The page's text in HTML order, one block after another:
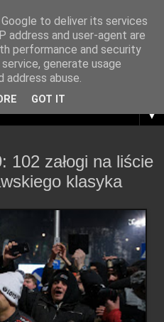
▼
102 załogi na liście
klasyka
to deliver its services
address and user-agent are
performance and security
generate usage
abuse.
GOT IT